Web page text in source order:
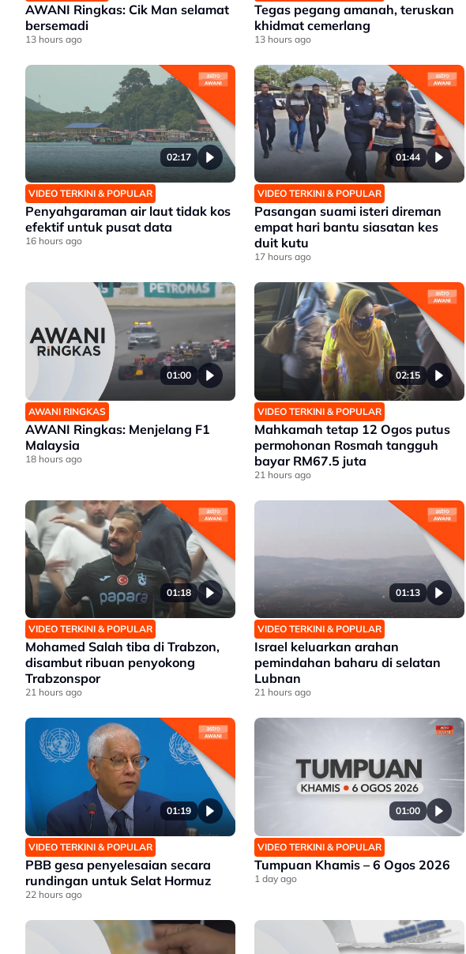
AWANI Ringkas: Cik Man selamat
bersemadi
13 hours ago
Tegas pegang amanah, teruskan
khidmat cemerlang
13 hours ago
02:17
VIDEO TERKINI & POPULAR
Penyahgaraman air laut tidak kos
efektif untuk pusat data
16 hours ago
01:44
VIDEO TERKINI & POPULAR
Pasangan suami isteri direman
empat hari bantu siasatan kes
duit kutu
17 hours ago
01:00
AWANI RINGKAS
AWANI Ringkas: Menjelang F1
Malaysia
18 hours ago
02:15
VIDEO TERKINI & POPULAR
Mahkamah tetap 12 Ogos putus
permohonan Rosmah tangguh
bayar RM67.5 juta
21 hours ago
01:18
VIDEO TERKINI & POPULAR
Mohamed Salah tiba di Trabzon,
disambut ribuan penyokong
Trabzonspor
21 hours ago
01:13
VIDEO TERKINI & POPULAR
Israel keluarkan arahan
pemindahan baharu di selatan
Lubnan
21 hours ago
01:19
VIDEO TERKINI & POPULAR
PBB gesa penyelesaian secara
rundingan untuk Selat Hormuz
22 hours ago
01:00
VIDEO TERKINI & POPULAR
Tumpuan Khamis – 6 Ogos 2026
1 day ago